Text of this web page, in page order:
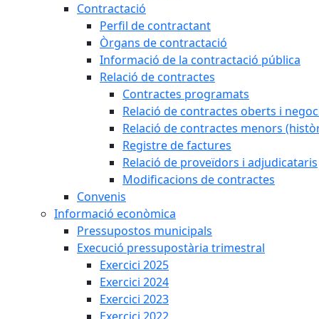
Contractació
Perfil de contractant
Òrgans de contractació
Informació de la contractació pública
Relació de contractes
Contractes programats
Relació de contractes oberts i
Relació de contractes menors
Registre de factures
Relació de proveïdors i adjudicataris
Modificacions de contractes
Convenis
Informació econòmica
Pressupostos municipals
Execució pressupostària trimestral
Exercici 2025
Exercici 2024
Exercici 2023